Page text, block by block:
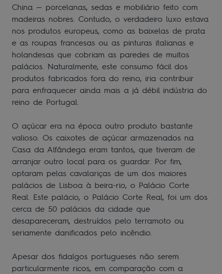
China — porcelanas, sedas e mobiliário feito com
madeiras nobres. Contudo, o verdadeiro luxo estava
nos produtos europeus, como as baixelas de prata
e as roupas francesas ou as pinturas italianas e
holandesas que cobriam as paredes de muitos
palácios. Naturalmente, este consumo fácil dos
produtos fabricados fora do reino, iria contribuir
para enfraquecer ainda mais a já débil indústria do
reino de Portugal.
O açúcar era na época outro produto bastante
valioso. Os caixotes de açúcar armazenados na
Casa da Alfândega eram tantos, que tiveram de
arranjar outro local para os guardar. Por fim,
optaram pelas cavalariças de um dos maiores
palácios de Lisboa à beira-rio, o Palácio Corte
Real. Este palácio, o Palácio Corte Real, foi um dos
cerca de 50 palácios da cidade que
desapareceram, destruídos pelo terramoto ou
seriamente danificados pelo incêndio.
Apesar dos fidalgos portugueses não serem
particularmente ricos, em comparação com a